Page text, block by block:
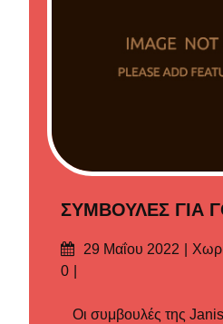
ΣΥΜΒΟΥΛΕΣ ΓΙΑ
Δημοσιεύτηκε
στις
29 Μαΐου 2022
0
Οι συμβουλές της